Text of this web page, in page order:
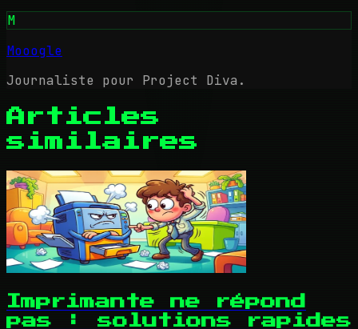
M
Mooogle
Journaliste pour Project Diva.
Articles
similaires
Imprimante ne répond
pas : solutions rapides